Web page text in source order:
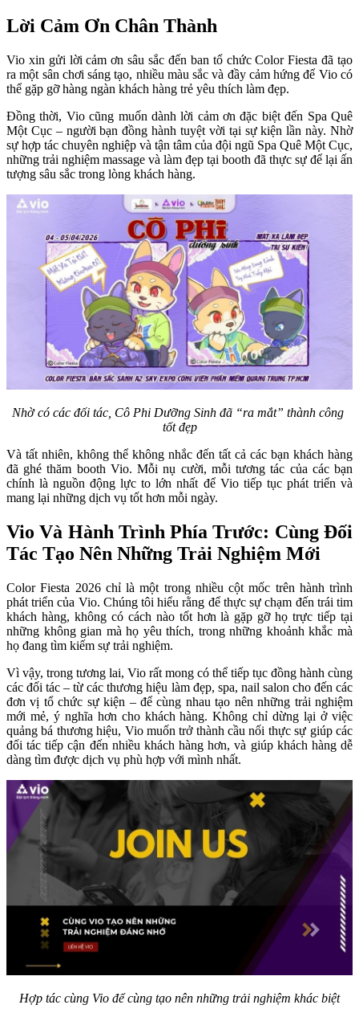
Lời Cảm Ơn Chân Thành
Vio xin gửi lời cảm ơn sâu sắc đến ban tổ chức Color Fiesta đã tạo
ra một sân chơi sáng tạo, nhiều màu sắc và đầy cảm hứng để Vio có
thể gặp gỡ hàng ngàn khách hàng trẻ yêu thích làm đẹp.
Đồng thời, Vio cũng muốn dành lời cảm ơn đặc biệt đến Spa Quê
Một Cục – người bạn đồng hành tuyệt vời tại sự kiện lần này. Nhờ
sự hợp tác chuyên nghiệp và tận tâm của đội ngũ Spa Quê Một Cục,
những trải nghiệm massage và làm đẹp tại booth đã thực sự để lại ấn
tượng sâu sắc trong lòng khách hàng.
Nhờ có các đối tác, Cô Phi Dưỡng Sinh đã “ra mắt” thành công
tốt đẹp
Và tất nhiên, không thể không nhắc đến tất cả các bạn khách hàng
đã ghé thăm booth Vio. Mỗi nụ cười, mỗi tương tác của các bạn
chính là nguồn động lực to lớn nhất để Vio tiếp tục phát triển và
mang lại những dịch vụ tốt hơn mỗi ngày.
Vio Và Hành Trình Phía Trước: Cùng Đối
Tác Tạo Nên Những Trải Nghiệm Mới
Color Fiesta 2026 chỉ là một trong nhiều cột mốc trên hành trình
phát triển của Vio. Chúng tôi hiểu rằng để thực sự chạm đến trái tim
khách hàng, không có cách nào tốt hơn là gặp gỡ họ trực tiếp tại
những không gian mà họ yêu thích, trong những khoảnh khắc mà
họ đang tìm kiếm sự trải nghiệm.
Vì vậy, trong tương lai, Vio rất mong có thể tiếp tục đồng hành cùng
các đối tác – từ các thương hiệu làm đẹp, spa, nail salon cho đến các
đơn vị tổ chức sự kiện – để cùng nhau tạo nên những trải nghiệm
mới mẻ, ý nghĩa hơn cho khách hàng. Không chỉ dừng lại ở việc
quảng bá thương hiệu, Vio muốn trở thành cầu nối thực sự giúp các
đối tác tiếp cận đến nhiều khách hàng hơn, và giúp khách hàng dễ
dàng tìm được dịch vụ phù hợp với mình nhất.
Hợp tác cùng Vio để cùng tạo nên những trải nghiệm khác biệt